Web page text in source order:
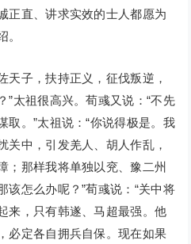
正直、讲求实效的士人都愿为
。
子，扶持正义，征伐叛逆，
”太祖很高兴。荀彧又说：“不先
取。”太祖说：“你说得极是。我
关中，引发羌人、胡人作乱，
；那样我将单独以兖、豫二州
该怎么办呢？”荀彧说：“关中将
来，只有韩遂、马超最强。他
必定各自拥兵自保。现在如果